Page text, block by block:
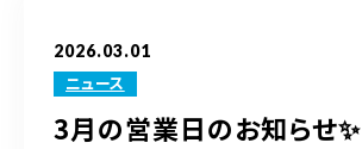
2026.03.01
ニュース
3月の営業日のお知らせ✨
ブログ